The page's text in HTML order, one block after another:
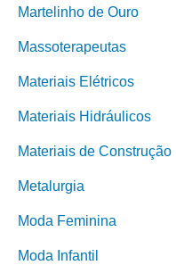
Martelinho de Ouro
Massoterapeutas
Materiais Elétricos
Materiais Hidráulicos
Materiais de Construção
Metalurgia
Moda Feminina
Moda Infantil